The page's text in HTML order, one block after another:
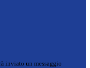
inviato un messaggio